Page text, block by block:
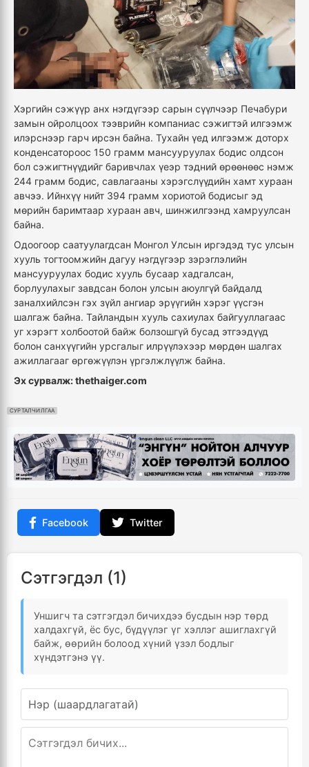
Хэргийн сэжүүр анх нэгдүгээр сарын сүүлчээр Печабури
замын ойролцоох тээврийн компаниас сэжигтэй илгээмж
илэрснээр гарч ирсэн байна. Тухайн үед илгээмж доторх
конденсатороос 150 грамм мансууруулах бодис олдсон
бол сэжигтнүүдийг баривчлах үеэр тэдний өрөөнөөс нэмж
244 грамм бодис, савлагааны хэрэгслүүдийн хамт хураан
авчээ. Ийнхүү нийт 394 грамм хориотой бодисыг эд
мөрийн баримтаар хураан авч, шинжилгээнд хамруулсан
байна.
Одоогоор саатуулагдсан Монгол Улсын иргэдэд тус улсын
хууль тогтоомжийн дагуу нэгдүгээр зэрэглэлийн
мансууруулах бодис хууль бусаар хадгалсан,
борлуулахыг завдсан болон улсын аюулгүй байдалд
заналхийлсэн гэх зүйл ангиар эрүүгийн хэрэг үүсгэн
шалгаж байна. Тайландын хууль сахиулах байгууллагаас
уг хэрэгт холбоотой байж болзошгүй бусад этгээдүүд
болон санхүүгийн урсгалыг илрүүлэхээр мөрдөн шалгах
ажиллагааг өргөжүүлэн үргэлжлүүлж байна.
Эх сурвалж: thethaiger.com
СУРТАЛЧИЛГАА
Facebook Twitter
Сэтгэгдэл (1)
Уншигч та сэтгэгдэл бичихдээ бусдын нэр төрд
халдахгүй, ёс бус, бүдүүлэг үг хэллэг ашиглахгүй
байж, өөрийн болоод хүний үзэл бодлыг
хүндэтгэнэ үү.